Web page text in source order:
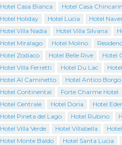
Hotel Casa Bianca
Hotel Casa
Hotel Holiday
Hotel Lucia Hotel
Hotel Villa Nadia
Hotel Villa Silvana
Hotel Miralago
Hotel Molino
Hotel Zodiaco
Hotel Belle Rive Hotel
Hotel Villa Ferretti
Hotel Du Lac
Hotel Al Caminetto
Hotel Antico Borgo
Hotel Continental
Forte Charme Hotel
Hotel Centrale
Hotel Doria Hotel
Hotel Pineta del Lago
Hotel Rubino
Hotel Villa Verde
Hotel Villabella
Hotel Monte Baldo
Hotel Santa Lucia